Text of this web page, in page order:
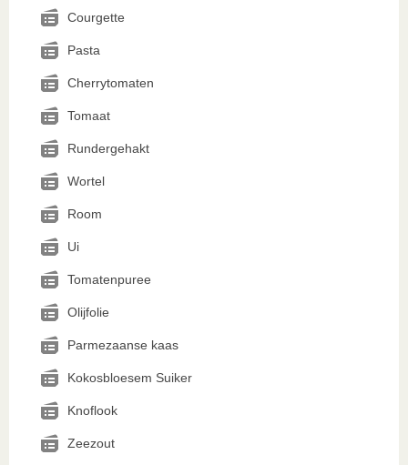
Courgette
Pasta
Cherrytomaten
Tomaat
Rundergehakt
Wortel
Room
Ui
Tomatenpuree
Olijfolie
Parmezaanse kaas
Kokosbloesem Suiker
Knoflook
Zeezout